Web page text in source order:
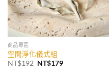
商品專區
空間淨化儀式組
NT$192 原
NT$179目